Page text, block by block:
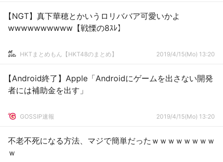
【NGT】真下華穂とかいうロリババア可愛いかよ
wwwwwwwwww【戦慄の8ｽﾚ】
HKTまとめもん【HKT48のまとめ】 2019/4/15(Mo) 13:20
【Android終了】Apple「Androidにゲームを出さない開発
者には補助金を出す」
GOSSIP速報 2019/4/15(Mo) 13:20
不老不死になる方法、マジで簡単だったｗｗｗｗｗｗｗｗ
ｗ